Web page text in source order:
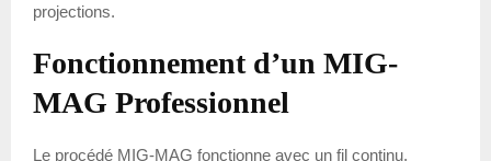
projections.
Fonctionnement d’un MIG-
MAG Professionnel
Le procédé MIG-MAG fonctionne avec un fil continu,